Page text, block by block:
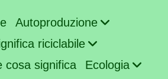
Autoproduzione
riciclabile
cosa significa
Ecologia